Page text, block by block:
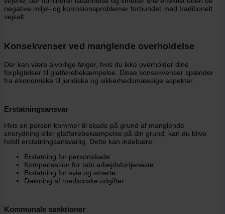
negative miljø- og korrosionsproblemer forbundet med traditionelt
vejsalt.
Konsekvenser ved manglende overholdelse
Der kan være alvorlige følger, hvis du ikke overholder dine
forpligtelser til glatførebekæmpelse. Disse konsekvenser spænder
fra økonomiske til juridiske og sikkerhedsmæssige aspekter.
Erstatningsansvar
Hvis en person kommer til skade på grund af manglende
snerydning eller glatførebekæmpelse på din grund, kan du blive
holdt erstatningsansvarlig. Dette kan indebære:
Erstatning for personskade
Kompensation for tabt arbejdsfortjeneste
Erstatning for svie og smerte
Dækning af medicinske udgifter
Kommunale sanktioner